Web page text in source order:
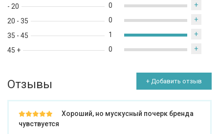
- 20
20 - 35
35 - 45
45 +
0 +
0 +
1 +
0 +
Отзывы + Добавить отзыв
Хороший, но мускусный почерк бренда
чувствуется